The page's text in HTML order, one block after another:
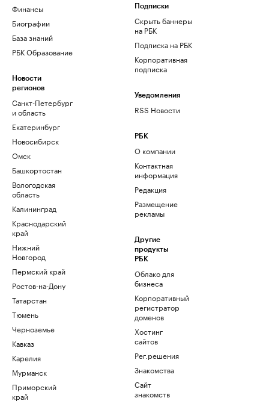
Финансы
Биографии
База знаний
РБК Образование
Новости
регионов
Санкт-Петербург
и область
Екатеринбург
Новосибирск
Омск
Башкортостан
Вологодская
область
Калининград
Краснодарский
край
Нижний
Новгород
Пермский край
Ростов-на-Дону
Татарстан
Тюмень
Черноземье
Кавказ
Карелия
Мурманск
Приморский
край
Подписки
Скрыть баннеры
на РБК
Подписка на РБК
Корпоративная
подписка
Уведомления
RSS Новости
РБК
О компании
Контактная
информация
Редакция
Размещение
рекламы
Другие
продукты
РБК
Облако для
бизнеса
Корпоративный
регистратор
доменов
Хостинг
сайтов
Рег.решения
Знакомства
Сайт
знакомств